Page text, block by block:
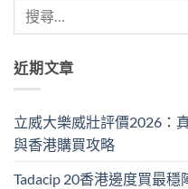
近期文章
立威大樂威壯評價2026：
與香港購買攻略
Tadacip 20香港邊度買最